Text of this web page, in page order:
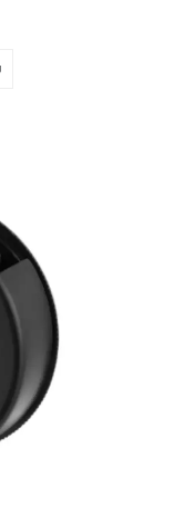
jest
podrażnień dziąseł